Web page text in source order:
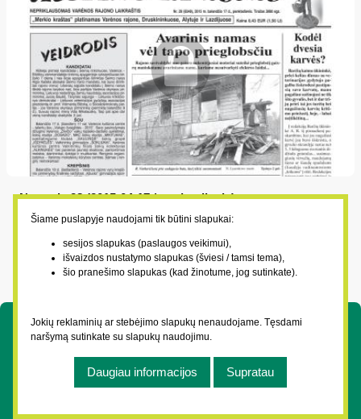
Numeris 28 (2015-04-17 / penktadienis)
2015-04-17
Avarinis namas vėl tapo prieglobsčiu; Tyrinėtojų laimėjimai;
Išmaldos neprašo; Kodėl dvesia karvės?
Nuorodos
Kontaktai
Šiame puslapyje naudojami tik būtini slapukai:
sesijos slapukas (paslaugos veikimui),
išvaizdos nustatymo slapukas (šviesi / tamsi tema),
šio pranešimo slapukas (kad žinotume, jog sutinkate).
Jokių reklaminių ar stebėjimo slapukų nenaudojame. Tęsdami
naršymą sutinkate su slapukų naudojimu.
Daugiau informacijos Supratau